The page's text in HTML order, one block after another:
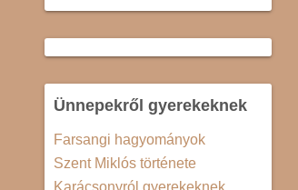
Ünnepekről gyerekeknek
Farsangi hagyományok
Szent Miklós története
Karácsonyról gyerekeknek